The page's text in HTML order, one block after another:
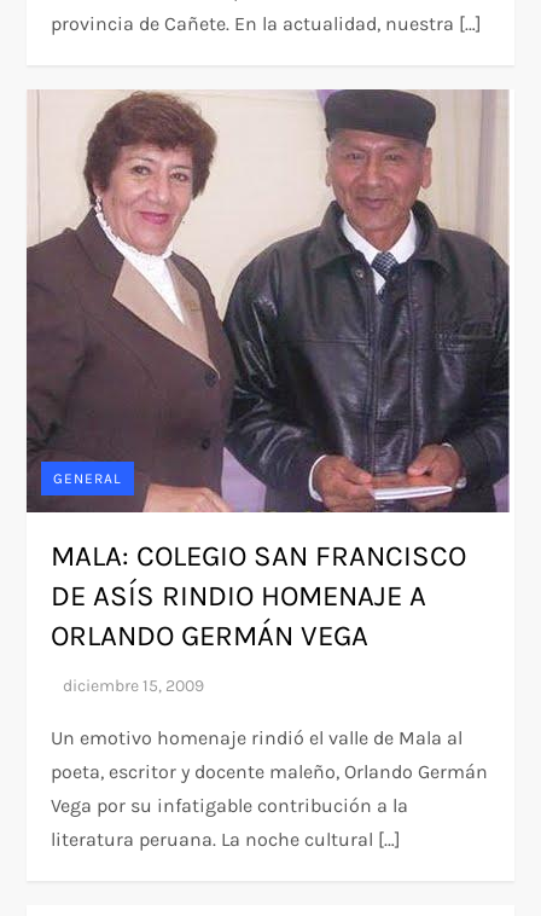
provincia de Cañete. En la actualidad, nuestra […]
GENERAL
MALA: COLEGIO SAN FRANCISCO
DE ASÍS RINDIO HOMENAJE A
ORLANDO GERMÁN VEGA
Un emotivo homenaje rindió el valle de Mala al
poeta, escritor y docente maleño, Orlando Germán
Vega por su infatigable contribución a la
literatura peruana. La noche cultural […]